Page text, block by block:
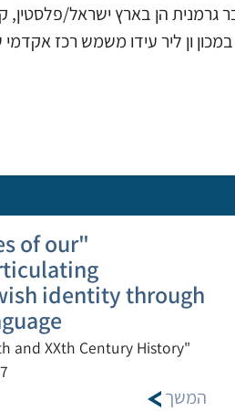
גרמנית הן בארץ ישראל/פלסטין,
במכון ון ליר עידו משמש רכז
of our
identity through
and XXth Century History
המשך